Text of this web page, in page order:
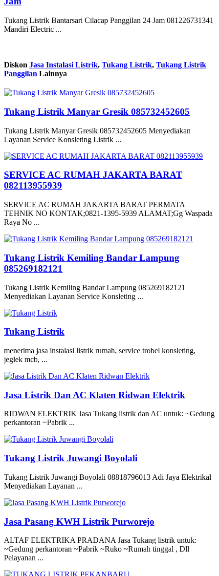
Tukang Listrik Bantarsari Cilacap Panggilan 24 Jam 081226731341
Mandiri Electric ...
Diskon Jasa Instalasi Listrik, Tukang Listrik, Tukang Listrik
Panggilan Lainnya
Tukang Listrik Manyar Gresik 085732452605
Tukang Listrik Manyar Gresik 085732452605 Menyediakan
Layanan Service Konsleting Listrik ...
SERVICE AC RUMAH JAKARTA BARAT
082113955939
SERVICE AC RUMAH JAKARTA BARAT PERMATA
TEHNIK NO KONTAK;0821-1395-5939 ALAMAT;Gg Waspada
Raya No ...
Tukang Listrik Kemiling Bandar Lampung
085269182121
Tukang Listrik Kemiling Bandar Lampung 085269182121
Menyediakan Layanan Service Konsleting ...
Tukang Listrik
menerima jasa instalasi listrik rumah, service trobel konsleting,
jeglek mcb, ...
Jasa Listrik Dan AC Klaten Ridwan Elektrik
RIDWAN ELEKTRIK Jasa Tukang listrik dan AC untuk: ~Gedung
perkantoran ~Pabrik ...
Tukang Listrik Juwangi Boyolali
Tukang Listrik Juwangi Boyolali 08818796013 Adi Jaya Elektrikal
Menyediakan Layanan ...
Jasa Pasang KWH Listrik Purworejo
ALTAF ELEKTRIKA PRADANA Jasa Tukang listrik untuk:
~Gedung perkantoran ~Pabrik ~Ruko ~Rumah tinggal , Dll
Pelayanan ...